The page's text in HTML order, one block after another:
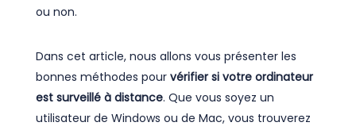
ou non.
Dans cet article, nous allons vous présenter les
bonnes méthodes pour vérifier si votre ordinateur
est surveillé à distance. Que vous soyez un
utilisateur de Windows ou de Mac, vous trouverez